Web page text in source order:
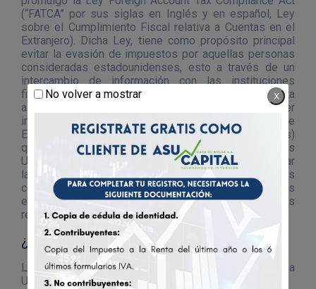
X
No volver a mostrar
(“FATCA” por sus siglas en Inglés y en español, Ley
sobre el Cumplimiento Fiscal relativa a Cuentas en el
Extranjero). Dicha Ley, tiene como propósito principal
evitar la evasión de impuestos por aquellas personas
consideradas estadounidenses, esto a través de un
intercambio de información con las instituciones
financieras (FFIs) a nivel mundial. La Ley FATCA solicita
a las instituciones financieras: identificar, obtener
información y reportar a las autoridades fiscales de
E.E.U.U. las U.S. Person (Personas Estadounidenses)
que posean activos financieros fuera de los Estados
Unidos los cuales sean sujetos de renta, para así evitar
la evasión y elusión tributaria a través de mecanismos
como inversiones directas o indirectas en países
extranjeros, en especial aquellos con ventajas fiscales
respecto de inversiones extranjeras.
¿Qué es una U.S. Person?
Los principales indicios, que permiten identificar a una
U.S. person (persona estadounidense), son: